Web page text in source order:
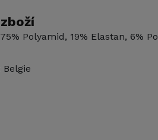
Polyamid, 19% Elastan, 6%
Belgie